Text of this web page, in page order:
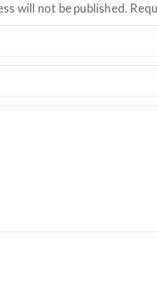
will not be published.